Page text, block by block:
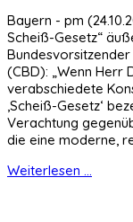
Bayern - pm
Scheiß-Gesetz“
Bundesvorsitzender
(CBD): „Wenn Herr
verabschiedete
‚Scheiß-Gesetz‘
Verachtung
die eine moderne,
Weiterlesen ...